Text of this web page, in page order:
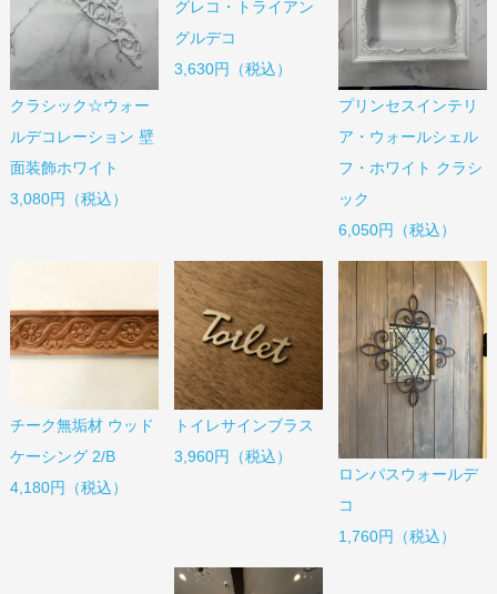
クラシック☆ウォー
ルデコレーション 壁
面装飾ホワイト
3,080円（税込）
グレコ・トライアン
グルデコ
3,630円（税込）
プリンセスインテリ
ア・ウォールシェル
フ・ホワイト クラシ
ック
6,050円（税込）
チーク無垢材 ウッド
ケーシング 2/B
4,180円（税込）
トイレサインブラス
3,960円（税込）
ロンパスウォールデ
コ
1,760円（税込）